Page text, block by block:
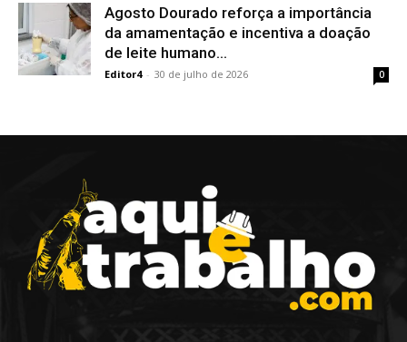
Agosto Dourado reforça a importância
da amamentação e incentiva a doação
de leite humano...
Editor4 - 30 de julho de 2026 0